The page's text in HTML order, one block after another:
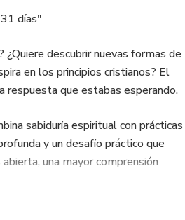
días"
descubrir nuevas formas de
en los principios cristianos? El
que estabas esperando.
sabiduría espiritual con prácticas
y un desafío práctico que
una mayor comprensión